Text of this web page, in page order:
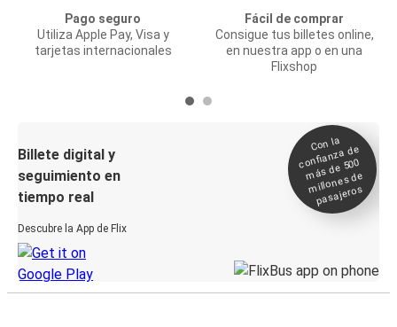
Pago seguro
Utiliza Apple Pay, Visa y
tarjetas internacionales
Fácil de comprar
Consigue tus billetes online,
en nuestra app o en una
Flixshop
Billete digital y
seguimiento en
tiempo real
Descubre la App de Flix
Con la
confianza de
más de 500
millones de
pasajeros